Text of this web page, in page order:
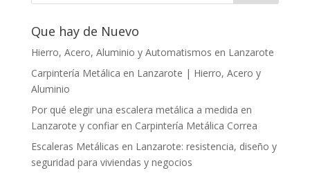
Que hay de Nuevo
Hierro, Acero, Aluminio y Automatismos en Lanzarote
Carpintería Metálica en Lanzarote | Hierro, Acero y
Aluminio
Por qué elegir una escalera metálica a medida en
Lanzarote y confiar en Carpintería Metálica Correa
Escaleras Metálicas en Lanzarote: resistencia, diseño y
seguridad para viviendas y negocios